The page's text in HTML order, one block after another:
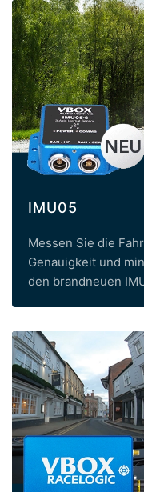
IMU05
Messen Sie die
Genauigkeit und
den brandneuen